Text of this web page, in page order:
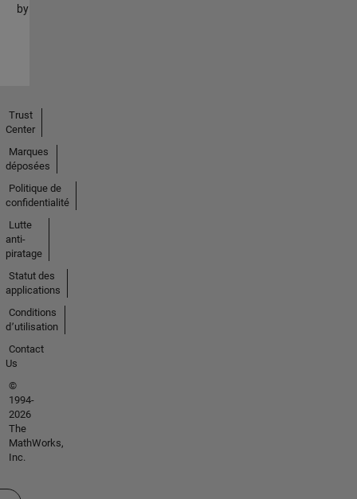
by
Trust
Center
Marques
déposées
Politique de
confidentialité
Lutte
anti-
piratage
Statut des
applications
Conditions
d՚utilisation
Contact
Us
©
1994-
2026
The
MathWorks,
Inc.